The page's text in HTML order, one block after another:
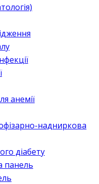
анемії
надниркова
діабету
панель